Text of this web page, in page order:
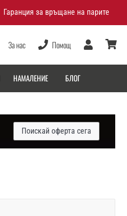
Гаранция за връщане на парите
За нас Помощ
Потребител
НАМАЛЕНИЕ БЛОГ
Поискай оферта сега